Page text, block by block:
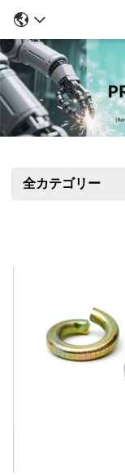
全カテゴリー